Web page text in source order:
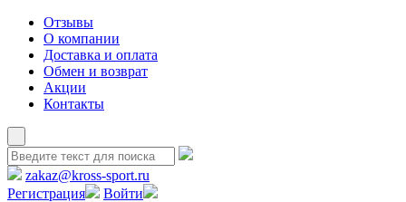
Отзывы
О компании
Доставка и оплата
Обмен и возврат
Акции
Контакты
zakaz@kross-sport.ru
Регистрация
Войти